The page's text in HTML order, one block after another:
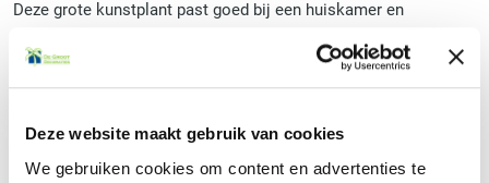
Deze website maakt gebruik van cookies
We gebruiken cookies om content en advertenties te
Deze grote kunstplant past goed bij een huiskamer en
kantoorruimte. Vanwege de tropische uitstraling kun je zien dat
de Cordyline Fruticosa oorspronkelijk uit Zuidoost-Azië komt.